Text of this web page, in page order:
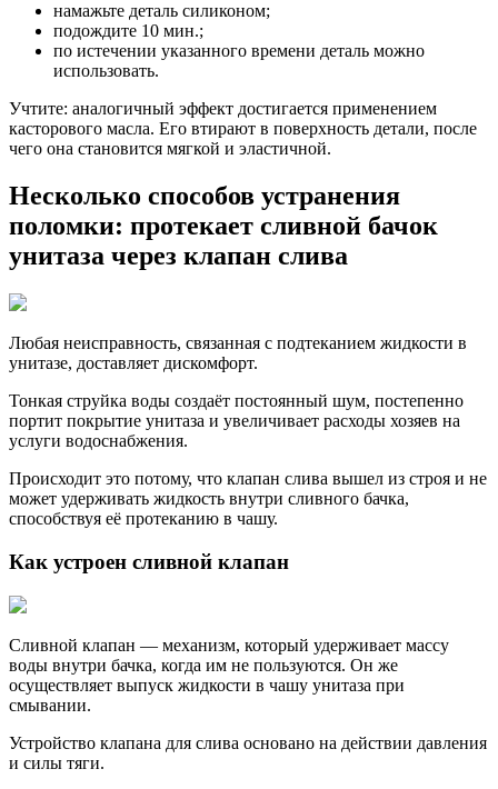
намажьте деталь силиконом;
подождите 10 мин.;
по истечении указанного времени деталь можно
использовать.
Учтите: аналогичный эффект достигается применением
касторового масла. Его втирают в поверхность детали, после
чего она становится мягкой и эластичной.
Несколько способов устранения
поломки: протекает сливной бачок
унитаза через клапан слива
Любая неисправность, связанная с подтеканием жидкости в
унитазе, доставляет дискомфорт.
Тонкая струйка воды создаёт постоянный шум, постепенно
портит покрытие унитаза и увеличивает расходы хозяев на
услуги водоснабжения.
Происходит это потому, что клапан слива вышел из строя и не
может удерживать жидкость внутри сливного бачка,
способствуя её протеканию в чашу.
Как устроен сливной клапан
Сливной клапан — механизм, который удерживает массу
воды внутри бачка, когда им не пользуются. Он же
осуществляет выпуск жидкости в чашу унитаза при
смывании.
Устройство клапана для слива основано на действии давления
и силы тяги.